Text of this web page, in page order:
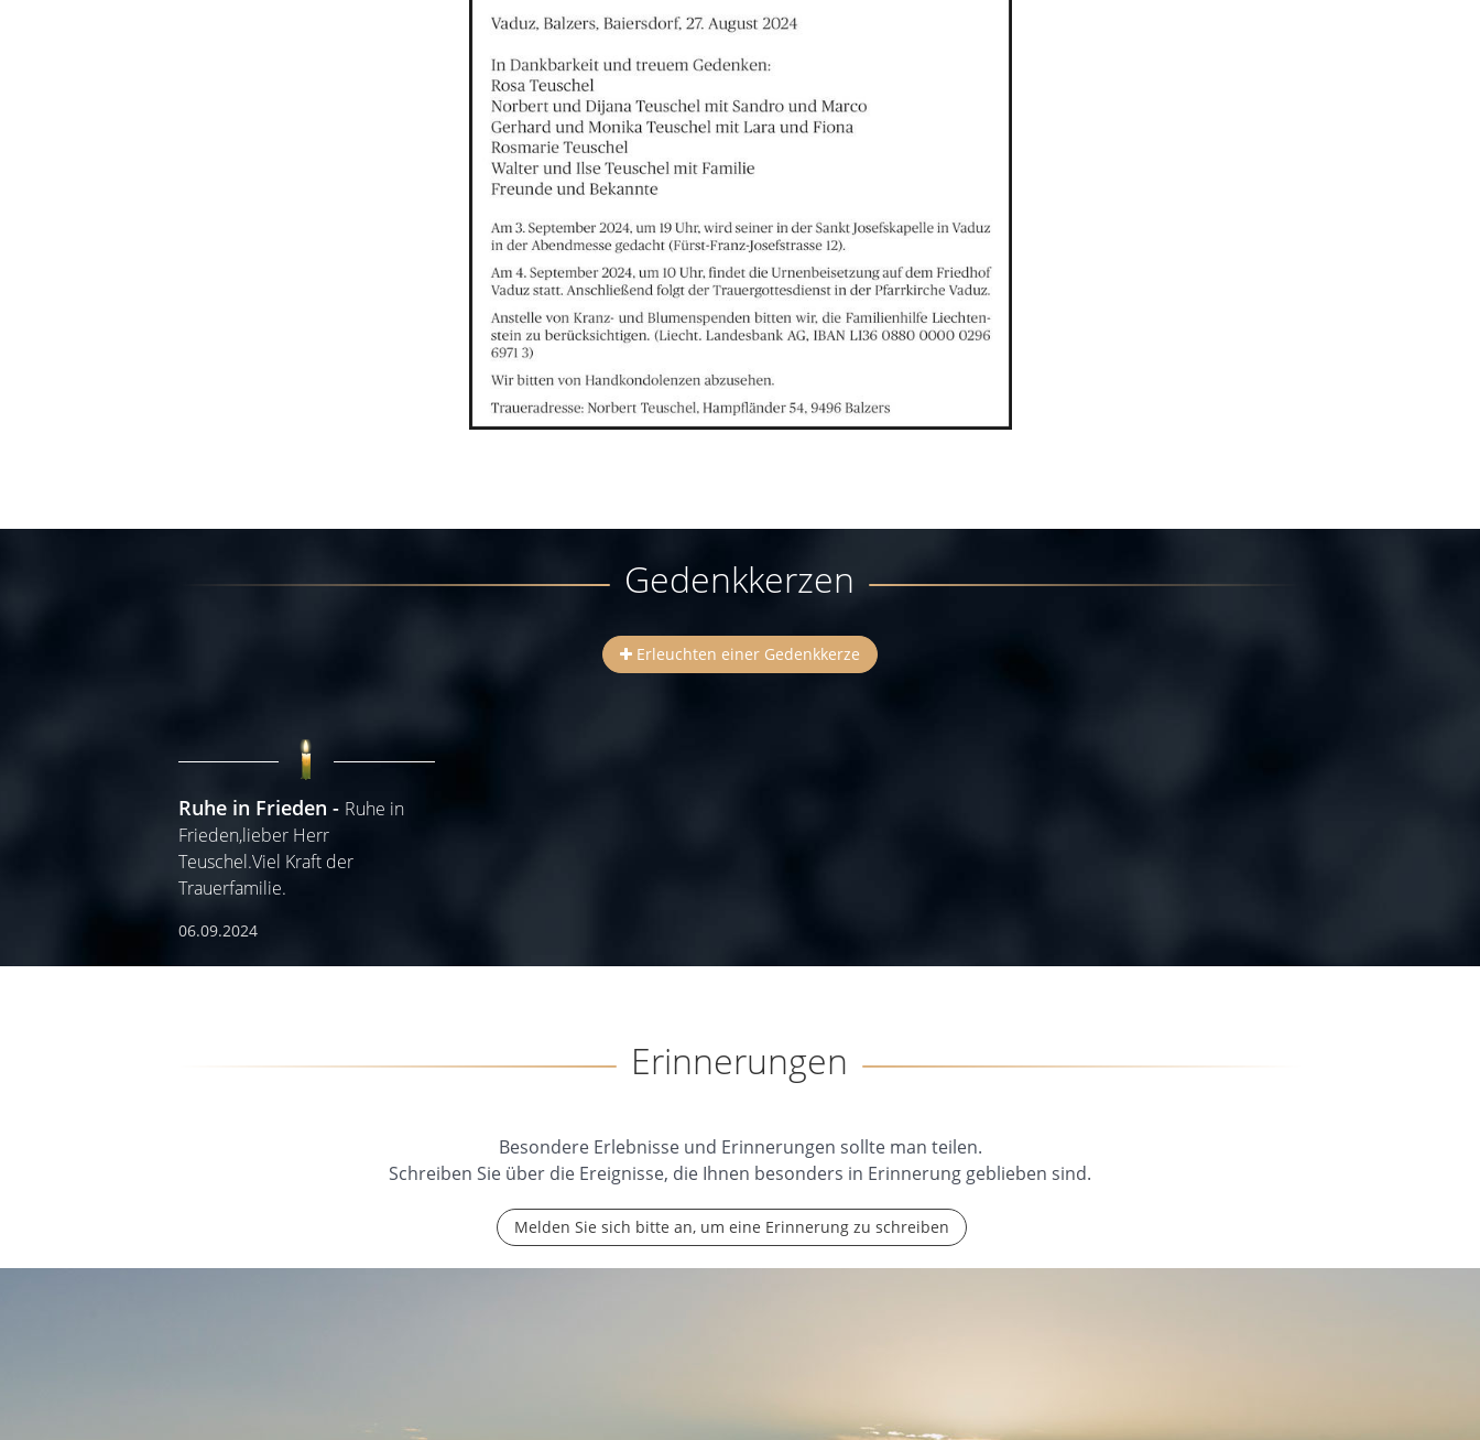
Gedenkkerzen
Erleuchten einer Gedenkkerze
Ruhe in Frieden
Ruhe in
Frieden,lieber Herr
Teuschel.Viel Kraft der
Trauerfamilie.
06.09.2024
Erinnerungen
Besondere Erlebnisse und Erinnerungen sollte man teilen.
Schreiben Sie über die Ereignisse, die Ihnen besonders in Erinnerung geblieben sind.
Melden Sie sich bitte an, um eine Erinnerung zu schreiben